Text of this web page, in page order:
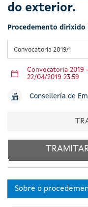
do exterior.
Procedemento dirixido
Convocatoria 2019/1
Convocatoria 2019
22/04/2019 23:59
Consellería de